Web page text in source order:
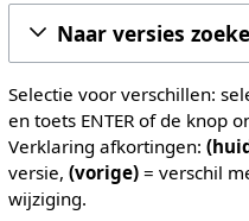
Naar versies
Selectie voor verschillen:
en toets ENTER of de knop
Verklaring afkortingen:
versie, (vorige)= verschil
wijziging.